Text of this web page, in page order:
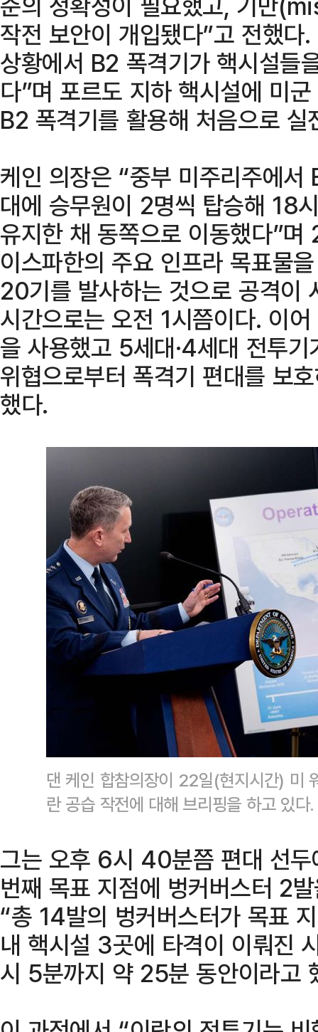
작전 보안이 개입됐다”고 전했
상황에서 B2 폭격기가 핵시설들
다”며 포르도 지하 핵시설에 미
B2 폭격기를 활용해 처음으로
케인 의장은 “중부 미주리주에
대에 승무원이 2명씩 탑승해 18
유지한 채 동쪽으로 이동했다”
이스파한의 주요 인프라 목표물
20기를 발사하는 것으로 공격이
시간으로는 오전 1시쯤이다. 이
을 사용했고 5세대·4세대 전투
위협으로부터 폭격기 편대를 보
했다.
댄 케인 합참의장이 22일(현지시간) 미
란 공습 작전에 대해 브리핑을 하고 있
그는 오후 6시 40분쯤 편대 선
번째 목표 지점에 벙커버스터 2
“총 14발의 벙커버스터가 목표
내 핵시설 3곳에 타격이 이뤄진
시 5분까지 약 25분 동안이라고